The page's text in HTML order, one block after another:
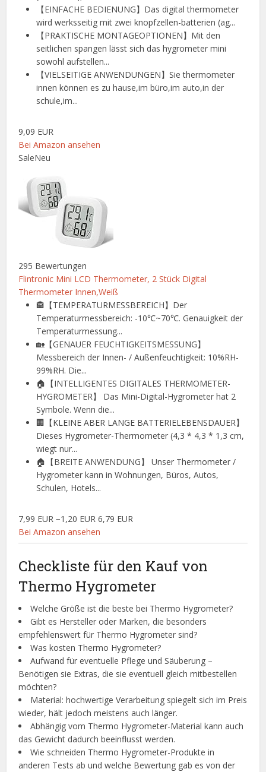
【EINFACHE BEDIENUNG】Das digital thermometer
wird werksseitig mit zwei knopfzellen-batterien (ag...
【PRAKTISCHE MONTAGEOPTIONEN】Mit den
seitlichen spangen lässt sich das hygrometer mini
sowohl aufstellen...
【VIELSEITIGE ANWENDUNGEN】Sie thermometer
innen können es zu hause,im büro,im auto,in der
schule,im...
9,09 EUR
Bei Amazon ansehen
SaleNeu
295 Bewertungen
Flintronic Mini LCD Thermometer, 2 Stück Digital
Thermometer Innen,Weiß
🏤【TEMPERATURMESSBEREICH】Der
Temperaturmessbereich: -10℃~70℃. Genauigkeit der
Temperaturmessung...
🏡【GENAUER FEUCHTIGKEITSMESSUNG】
Messbereich der Innen- / Außenfeuchtigkeit: 10%RH-
99%RH. Die...
🏠【INTELLIGENTES DIGITALES THERMOMETER-
HYGROMETER】 Das Mini-Digital-Hygrometer hat 2
Symbole. Wenn die...
🏢【KLEINE ABER LANGE BATTERIELEBENSDAUER】
Dieses Hygrometer-Thermometer (4,3 * 4,3 * 1,3 cm,
wiegt nur...
🏠【BREITE ANWENDUNG】 Unser Thermometer /
Hygrometer kann in Wohnungen, Büros, Autos,
Schulen, Hotels...
7,99 EUR −1,20 EUR 6,79 EUR
Bei Amazon ansehen
Checkliste für den Kauf von
Thermo Hygrometer
Welche Größe ist die beste bei Thermo Hygrometer?
Gibt es Hersteller oder Marken, die besonders
empfehlenswert für Thermo Hygrometer sind?
Was kosten Thermo Hygrometer?
Aufwand für eventuelle Pflege und Säuberung –
Benötigen sie Extras, die sie eventuell gleich mitbestellen
möchten?
Material: hochwertige Verarbeitung spiegelt sich im Preis
wieder, hält jedoch meistens auch länger.
Abhängig vom Thermo Hygrometer-Material kann auch
das Gewicht dadurch beeinflusst werden.
Wie schneiden Thermo Hygrometer-Produkte in
anderen Tests ab und welche Bewertung gab es von der